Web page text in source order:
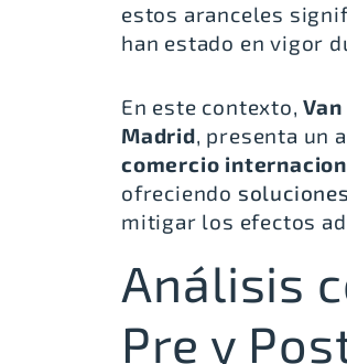
estos aranceles
han estado en vigor
En este contexto,
Madrid, presenta un
comercio
ofreciendo
mitigar los efectos
Análisis
Pre y